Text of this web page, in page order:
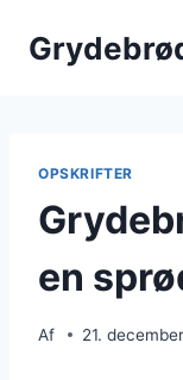
OPSKRIFTER
en
Af 21.